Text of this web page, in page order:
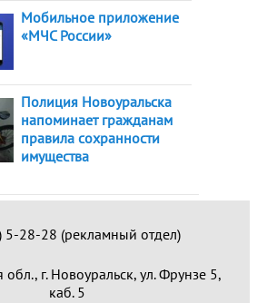
Мобильное приложение
«МЧС России»
Полиция Новоуральска
напоминает гражданам
правила сохранности
имущества
5-28-28 (рекламный отдел)
обл., г. Новоуральск, ул. Фрунзе 5,
каб. 5